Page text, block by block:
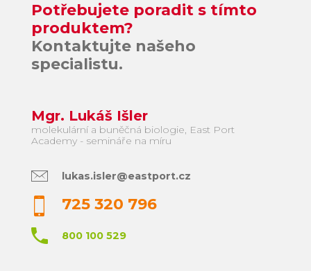
Potřebujete poradit s tímto
produktem?
Kontaktujte našeho
specialistu.
Mgr. Lukáš Išler
molekulární a buněčná biologie, East Port
Academy - semináře na míru
lukas.isler@eastport.cz
725 320 796
800 100 529